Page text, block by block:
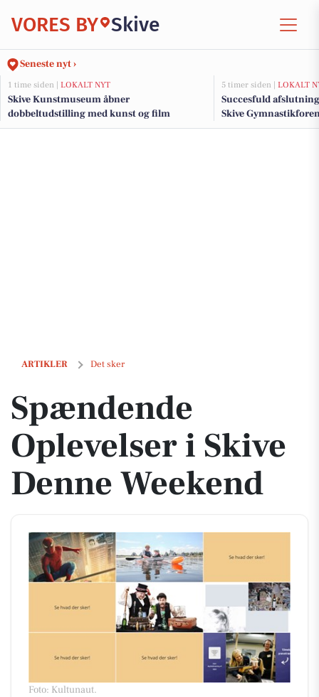
VORES BY Skive
Seneste nyt ›
1 time siden | LOKALT NYT
Skive Kunstmuseum åbner
dobbeltudstilling med kunst og film
5 timer siden | LOKALT
Succesfuld
Skive
ARTIKLER Det sker
Spændende Oplevelser i Skive Denne Weekend
Spændende
Oplevelser i Skive
Denne Weekend
Foto: Kultunaut.